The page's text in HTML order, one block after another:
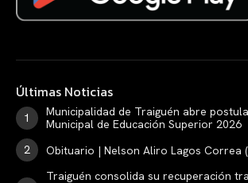
Últimas Noticias
Municipalidad de Traiguén abre
Municipal de Educación Superior 2026
Obituario | Nelson Aliro Lagos Correa
Traiguén consolida su recuperación